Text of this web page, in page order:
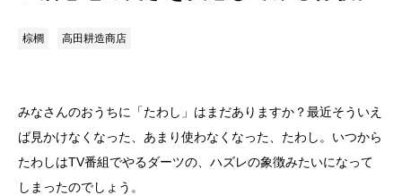
棕櫚 高田耕造商店
みなさんのおうちに「たわし」はまだありますか？最近そういえ
ば見かけなくなった、あまり使わなくなった、たわし。いつから
たわしはTV番組でやるダーツの、ハズレの象徴みたいになって
しまったのでしょう。